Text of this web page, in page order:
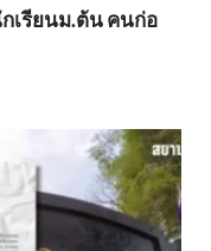
เรียนม.ต้น คนก่อ